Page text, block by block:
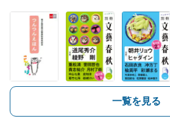
一覧を見る